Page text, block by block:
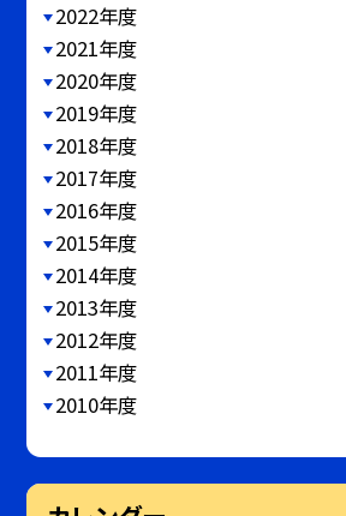
2022年度
2021年度
2020年度
2019年度
2018年度
2017年度
2016年度
2015年度
2014年度
2013年度
2012年度
2011年度
2010年度